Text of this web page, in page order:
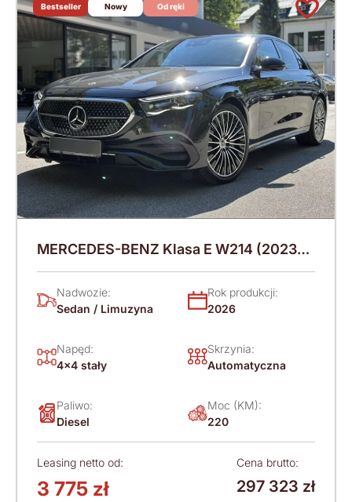
Bestseller Nowy Od ręki
MERCEDES-BENZ Klasa E W214 (2023-)
220 KM (2026)
Nadwozie:
Sedan / Limuzyna
Rok produkcji:
2026
Napęd:
4x4 stały
Skrzynia:
Automatyczna
Paliwo:
Diesel
Moc (KM):
220
Leasing netto od:
3 775 zł
Cena brutto:
297 323 zł